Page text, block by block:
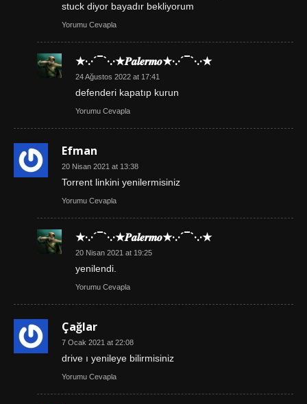
stuck diyor bayadır bekliyorum
Yorumu Cevapla
★·.·´¯`·.·★𝑷𝒂𝒍𝒆𝒓𝒎𝒐★·.·´¯`·.·★
24 Ağustos 2022 at 17:41
defenderi kapatıp kurun
Yorumu Cevapla
Efman
20 Nisan 2021 at 13:38
Torrent linkini yenilermisiniz
Yorumu Cevapla
★·.·´¯`·.·★𝑷𝒂𝒍𝒆𝒓𝒎𝒐★·.·´¯`·.·★
20 Nisan 2021 at 19:25
yenilendi.
Yorumu Cevapla
Çağlar
7 Ocak 2021 at 22:08
drive ı yenileye bilirmisiniz
Yorumu Cevapla